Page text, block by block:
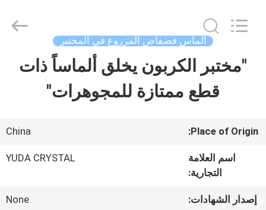
مسكن
معلومات
Crystal
الماس فضفاض المزروع في المختبر
"مختبر الكربون يخلق ألماساً ذات
قطع ممتازة للمجوهرات"
Place of Origin:
China
اسم العلامة
التجارية:
YUDA CRYSTAL
إصدار الشهادات: None